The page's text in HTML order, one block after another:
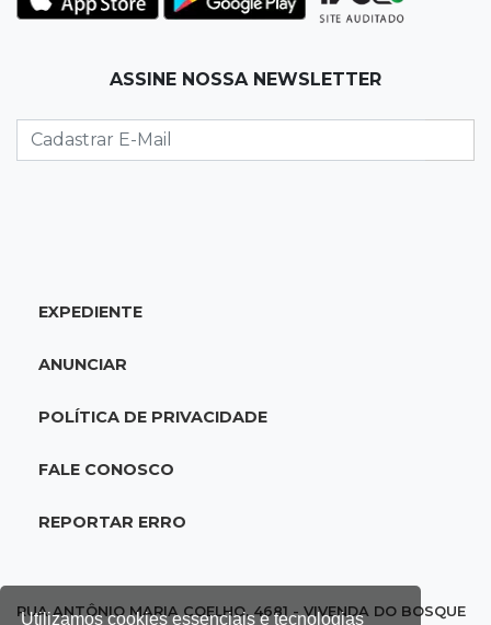
Utilizamos cookies essenciais e tecnologias
no Taveirópolis
Feriadão
só volta na próxima quarta
15:35Crime no Coophavila II
alega legítima defesa e é absolvido
15:28Curso de Linguagens
UEMS abre inscrições para voluntários
tempo prevista para o fim de semana
ASSINE NOSSA NEWSLETTER
EXPEDIENTE
ANUNCIAR
POLÍTICA DE PRIVACIDADE
FALE CONOSCO
REPORTAR ERRO
RUA ANTÔNIO MARIA COELHO, 4681 - VIVENDA DO BOSQUE